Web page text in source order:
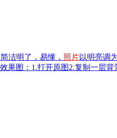
洁明了，易懂， 照片以明亮调
果图：1.打开原图2.复制一层